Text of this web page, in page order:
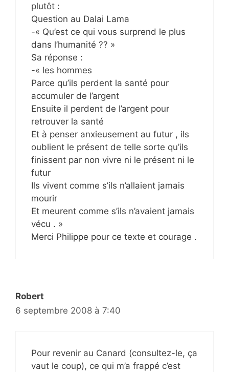
plutôt :
Question au Dalai Lama
-« Qu’est ce qui vous surprend le plus
dans l’humanité ?? »
Sa réponse :
-« les hommes
Parce qu’ils perdent la santé pour
accumuler de l’argent
Ensuite il perdent de l’argent pour
retrouver la santé
Et à penser anxieusement au futur , ils
oublient le présent de telle sorte qu’ils
finissent par non vivre ni le présent ni le
futur
Ils vivent comme s’ils n’allaient jamais
mourir
Et meurent comme s’ils n’avaient jamais
vécu . »
Merci Philippe pour ce texte et courage .
Robert
6 septembre 2008 à 7:40
Pour revenir au Canard (consultez-le, ça
vaut le coup), ce qui m’a frappé c’est